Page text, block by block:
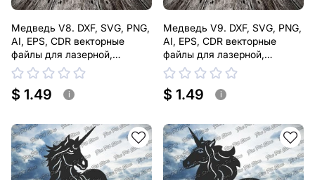
Медведь V8. DXF, SVG, PNG,
AI, EPS, CDR векторные
файлы для лазерной,
плазменной резки
$ 1.49 i
Медведь V9. DXF, SVG, PNG,
AI, EPS, CDR векторные
файлы для лазерной,
плазменной резки
$ 1.49 i